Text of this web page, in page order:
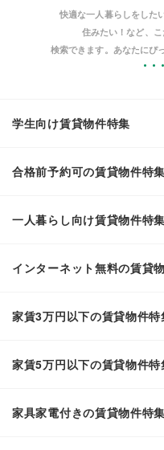
快適な一人暮らしをした
住みたい！など、
検索できます。あなたにぴ
学生向け賃貸物件特集
合格前予約可の賃貸物件特集
一人暮らし向け賃貸物件特集
インターネット無料の賃貸
家賃3万円以下の賃貸物件特
家賃5万円以下の賃貸物件特
家具家電付きの賃貸物件特集